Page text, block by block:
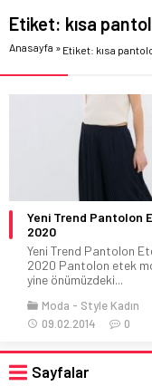
Etiket: kısa
Anasayfa » Etiket: kısa
Yeni Trend Pantolon
2020
Yeni Trend Pantolon
2020 Pantolon etek
yine önümüzdeki...
Moda
Style Kadın
09.02.2014
0
Sayfalar